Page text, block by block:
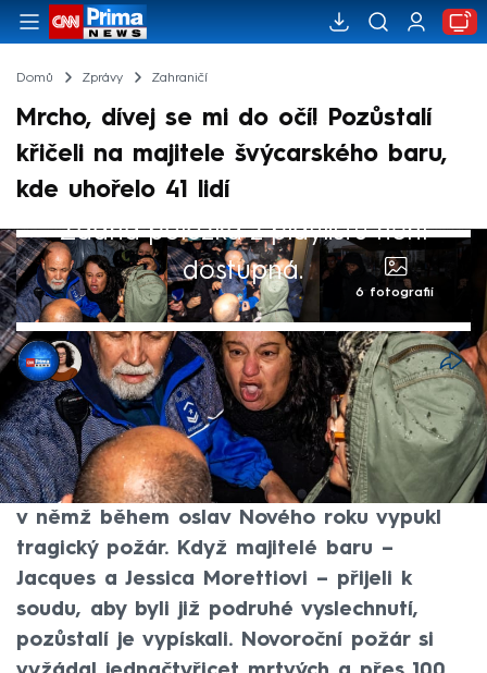
Domů Zprávy Zahraničí
Mrcho, dívej se mi do očí! Pozůstalí
křičeli na majitele švýcarského baru,
kde uhořelo 41 lidí
Žádná položka z playlistu není
dostupná.
6 fotografií
Patrik Kaizr,Dominika Fuchsová
14. úno 2026, 18:17
Zhruba desítka zarmoucených pozůstalých
se ve čtvrtek rozhořčeně pustila do
majitelů baru ve švýcarské Crans-Montaně,
v němž během oslav Nového roku vypukl
tragický požár. Když majitelé baru –
Jacques a Jessica Morettiovi – přijeli k
soudu, aby byli již podruhé vyslechnutí,
pozůstalí je vypískali. Novoroční požár si